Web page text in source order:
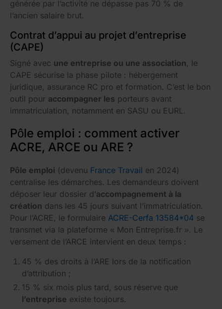
générée par l’activité ne dépasse pas 70 % de
l’ancien salaire brut.
Contrat d’appui au projet d’entreprise
(CAPE)
Signé avec une entreprise ou une association, le
CAPE sécurise la phase pilote : hébergement
juridique, assurance RC pro et formation. C’est le bon
outil pour accompagner les porteurs avant
immatriculation, notamment en SASU ou EURL.
Pôle emploi : comment activer
ACRE, ARCE ou ARE ?
Pôle emploi (devenu France Travail en 2024)
centralise les démarches. Les demandeurs doivent
déposer leur dossier d’accompagnement à la
création dans les 45 jours suivant l’immatriculation.
Pour l’ACRE, le formulaire ACRE-Cerfa 13584*04 se
transmet via la plateforme « Mon Entreprise.fr ». Le
versement de l’ARCE intervient en deux temps :
45 % des droits à l’ARE lors de la notification
d’attribution ;
15 % six mois plus tard, sous réserve que
l’entreprise existe toujours.